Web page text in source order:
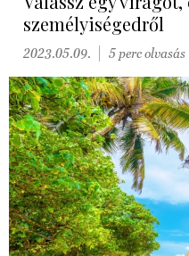
személyiségedről
2023.05.09. 5 perc olvasás